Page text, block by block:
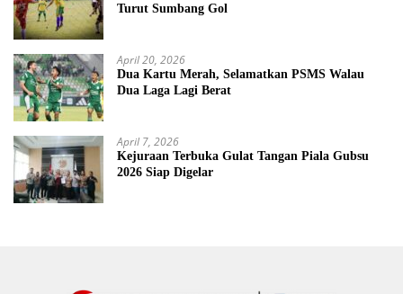
Turut Sumbang Gol
April 20, 2026
Dua Kartu Merah, Selamatkan PSMS Walau
Dua Laga Lagi Berat
April 7, 2026
Kejuraan Terbuka Gulat Tangan Piala Gubsu
2026 Siap Digelar